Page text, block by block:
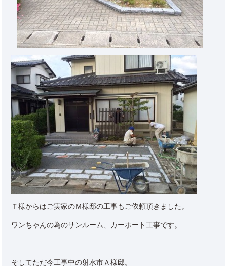
Ｔ様からはご実家のＭ様邸の工事もご依頼頂きました。
ワンちゃんの為のサンルーム、カーポート工事です。
そしてただ今工事中の射水市Ａ様邸。